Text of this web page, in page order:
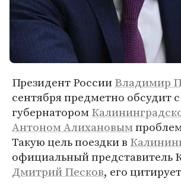
Президент РоссииВладимир
сентября предметно обсудит с
губернатором
Антоном Алихановым
Такую цель поездки в
официальный представитель
Дмитрий Песков, его цитирует